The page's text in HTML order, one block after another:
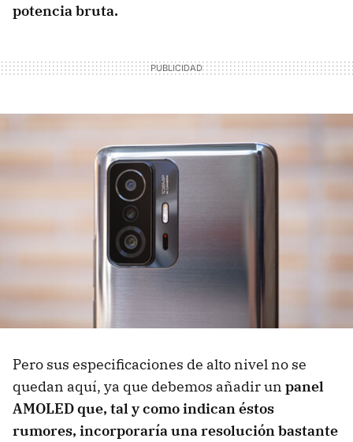
potencia bruta.
Pero sus especificaciones de alto nivel no se
quedan aquí, ya que debemos añadir un panel
AMOLED que, tal y como indican éstos
rumores, incorporaría una resolución bastante